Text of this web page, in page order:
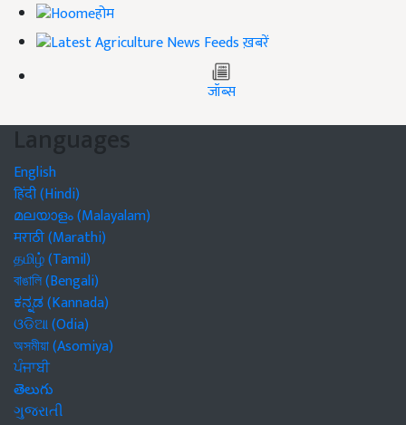
होम
ख़बरें
जॉब्स
Languages
English
हिंदी (Hindi)
മലയാളം (Malayalam)
मराठी (Marathi)
தமிழ் (Tamil)
বাঙালি (Bengali)
ಕನ್ನಡ (Kannada)
ଓଡିଆ (Odia)
অসমীয়া (Asomiya)
ਪੰਜਾਬੀ
తెలుగు
ગુજરાતી